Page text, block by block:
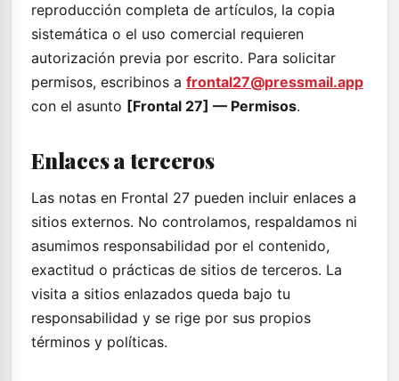
reproducción completa de artículos, la copia
sistemática o el uso comercial requieren
autorización previa por escrito. Para solicitar
permisos, escribinos a frontal27@pressmail.app
con el asunto [Frontal 27] — Permisos.
Enlaces a terceros
Las notas en Frontal 27 pueden incluir enlaces a
sitios externos. No controlamos, respaldamos ni
asumimos responsabilidad por el contenido,
exactitud o prácticas de sitios de terceros. La
visita a sitios enlazados queda bajo tu
responsabilidad y se rige por sus propios
términos y políticas.